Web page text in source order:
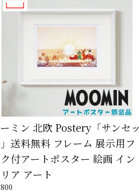
ミン 北欧 Postery「サンセッ
」送料無料 フレーム 展示用フ
付アートポスター 絵画 イン
ア アート